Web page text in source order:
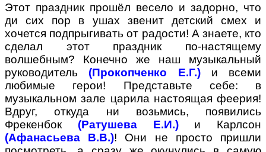
Этот праздник прошёл весело и задорно, что
ди сих пор в ушах звенит детский смех и
хочется подпрыгивать от радости! А знаете, кто
сделал этот праздник по-настящему
волшебным? Конечно же наш музыкальный
руководитель (Прокопченко Е.Г.)
и всеми
любимые герои! Представьте себе: в
музыкальном зале царила настоящая феерия!
Вдруг, откуда ни возьмись, появились
Фрекенбок (Ратушева Е.И.)и Карлсон
(Афанасьева В.В.)! Они не просто пришли